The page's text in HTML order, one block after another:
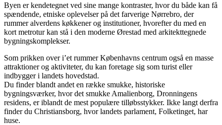
Byen er kendetegnet ved sine mange kontraster, hvor du både kan få
spændende, etniske oplevelser på det farverige Nørrebro, der
rummer alverdens køkkener og institutioner, hvorefter du med en
kort metrotur kan stå i den moderne Ørestad med arkitekttegnede
bygningskomplekser.
Som prikken over i’et rummer Københavns centrum også en masse
attraktioner og aktiviteter, du kan foretage sig som turist eller
indbygger i landets hovedstad.
Du finder blandt andet en række smukke, historiske
bygningsværker, hvor det smukke Amalienborg, Dronningens
residens, er iblandt de mest populære tilløbsstykker. Ikke langt derfra
finder du Christiansborg, hvor landets parlament, Folketinget, har
huse.